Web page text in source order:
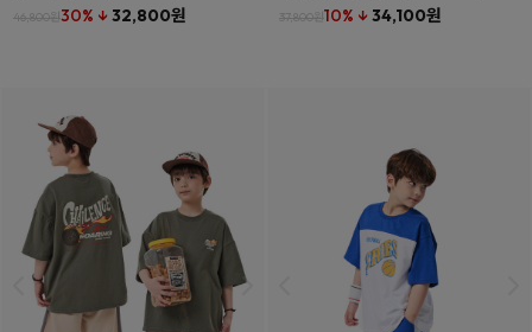
46,800원30% ↓ 32,800원 37,800원10% ↓ 34,100원